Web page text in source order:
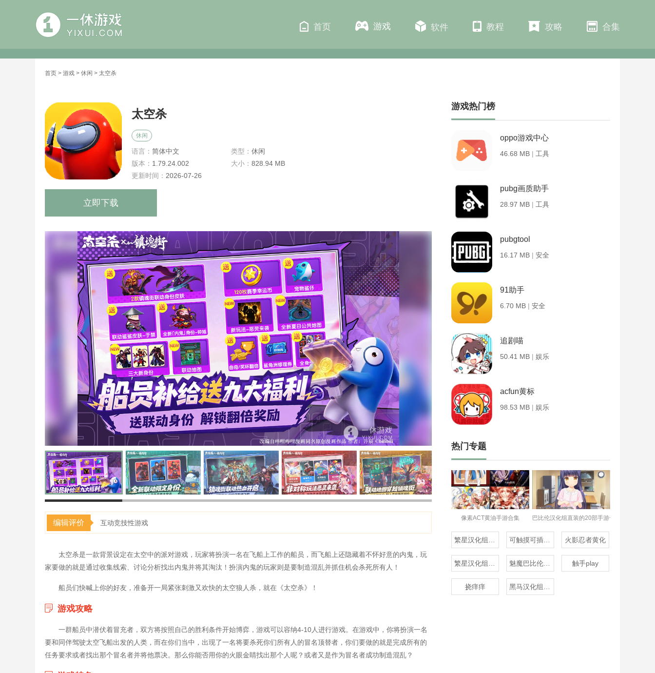
首页 游戏 软件 教程 攻略 合集
首页 > 游戏 > 休闲 > 太空杀
太空杀
休闲
语言： 简体中文 类型： 休闲
版本： 1.79.24.002 大小： 828.94 MB
更新时间： 2026-07-26
立即下载
编辑评价 互动竞技性游戏
太空杀是一款背景设定在太空中的派对游戏，玩家将扮演一名在飞船上工作的船员，而飞船上还隐藏着不怀好意的内鬼，玩
家要做的就是通过收集线索、讨论分析找出内鬼并将其淘汰！扮演内鬼的玩家则是要制造混乱并抓住机会杀死所有人！
船员们快喊上你的好友，准备开一局紧张刺激又欢快的太空狼人杀，就在《太空杀》！
游戏攻略
一群船员中潜伏着冒充者，双方将按照自己的胜利条件开始博弈，游戏可以容纳4-10人进行游戏。在游戏中，你将扮演一名
要和同伴驾驶太空飞船出发的人类，而在你们当中，出现了一名将要杀死你们所有人的冒名顶替者，你们要做的就是完成所有的
任务要求或者找出那个冒名者并将他票决。那么你能否用你的火眼金睛找出那个人呢？或者又是作为冒名者成功制造混乱？
游戏热门榜
oppo游戏中心
46.68 MB | 工具
pubg画质助手
28.97 MB | 工具
pubgtool
16.17 MB | 安全
91助手
6.70 MB | 安全
追剧喵
50.41 MB | 娱乐
acfun黄标
98.53 MB | 娱乐
热门专题
像素ACT黄油手游合集 巴比伦汉化组直装的20部手游合集
火影忍者黄化
触手play
挠痒痒